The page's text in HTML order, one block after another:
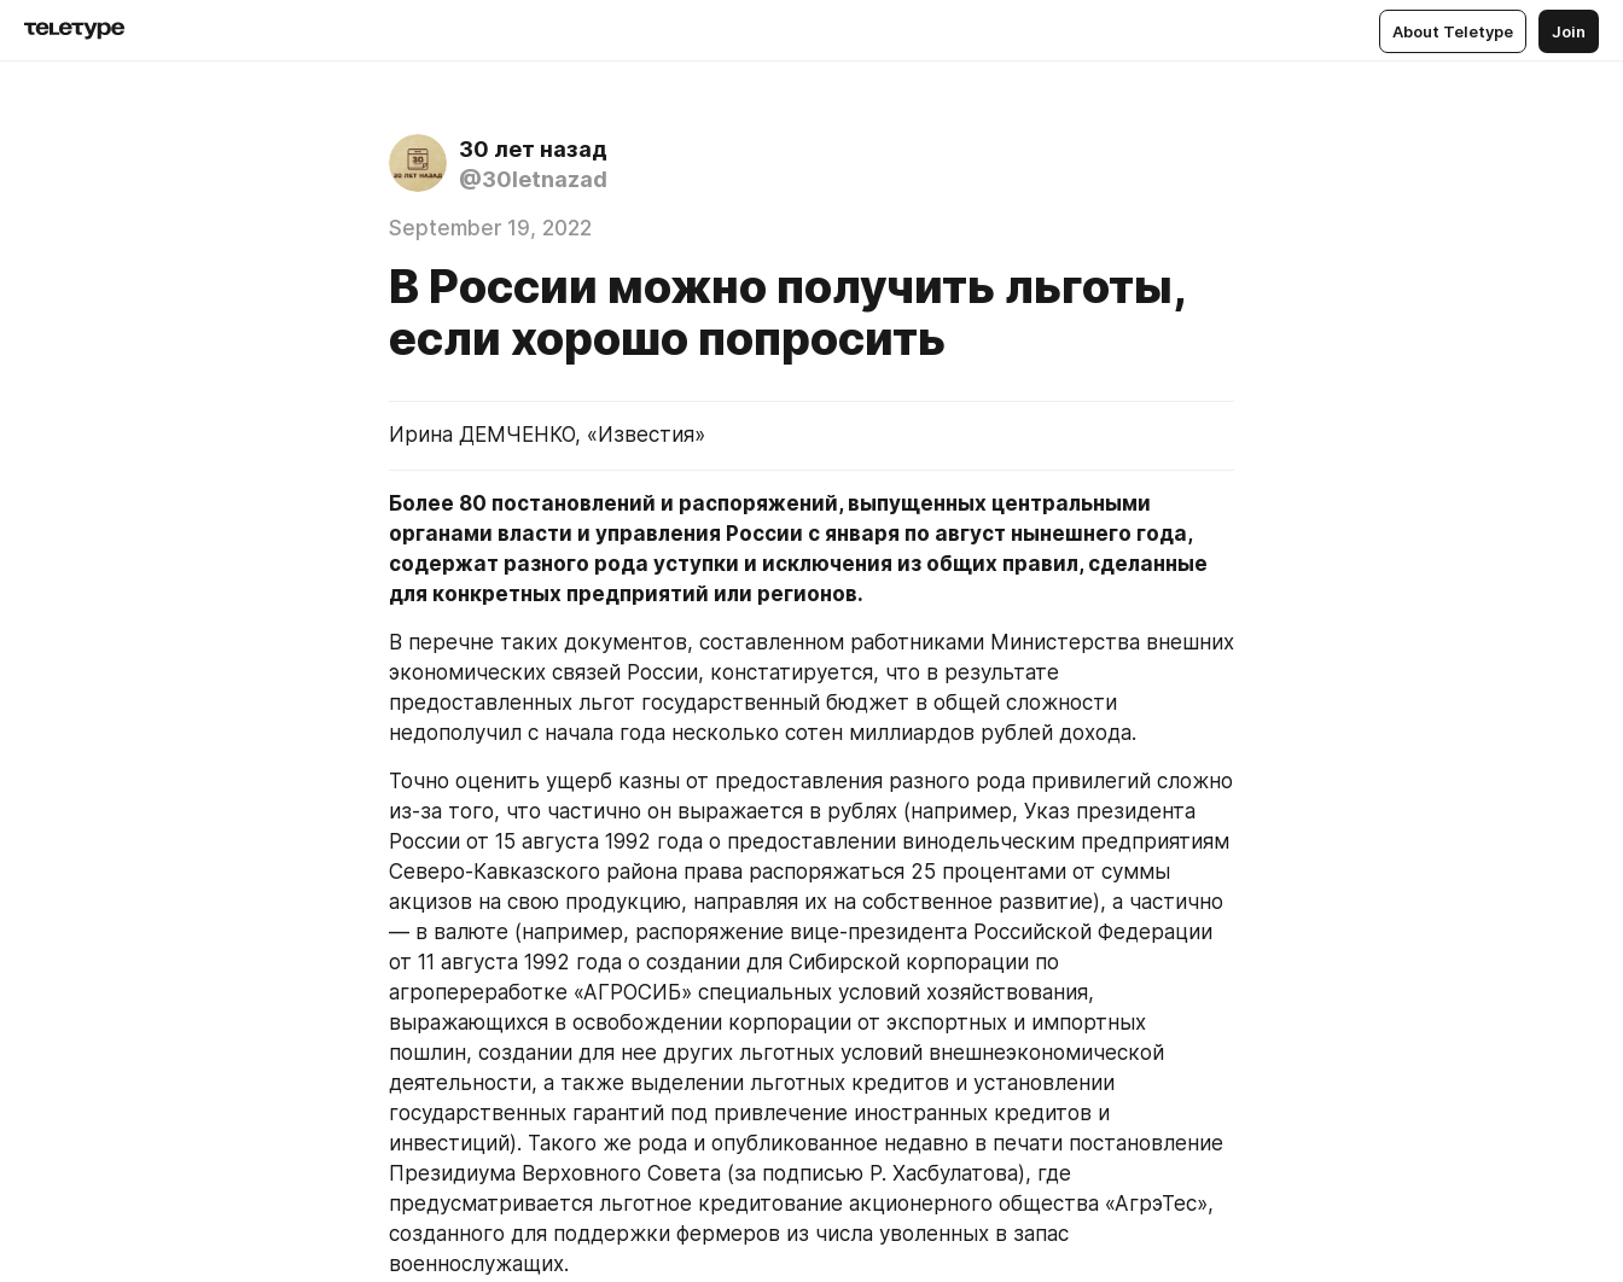
About Teletype Join
30 лет назад
@30letnazad
September 19, 2022
В России можно получить льготы,
если хорошо попросить
Ирина ДЕМЧЕНКО, «Известия»
Более 80 постановлений и распоряжений, выпущенных центральными
органами власти и управления России с января по август нынешнего года,
содержат разного рода уступки и исключения из общих правил, сделанные
для конкретных предприятий или регионов.
В перечне таких документов, составленном работниками Министерства внешних
экономических связей России, констатируется, что в результате
предоставленных льгот государственный бюджет в общей сложности
недополучил с начала года несколько сотен миллиардов рублей дохода.
Точно оценить ущерб казны от предоставления разного рода привилегий сложно
из-за того, что частично он выражается в рублях (например, Указ президента
России от 15 августа 1992 года о предоставлении винодельческим предприятиям
Северо-Кавказского района права распоряжаться 25 процентами от суммы
акцизов на свою продукцию, направляя их на собственное развитие), а частично
— в валюте (например, распоряжение вице-президента Российской Федерации
от 11 августа 1992 года о создании для Сибирской корпорации по
агропереработке «АГРОСИБ» специальных условий хозяйствования,
выражающихся в освобождении корпорации от экспортных и импортных
пошлин, создании для нее других льготных условий внешнеэкономической
деятельности, а также выделении льготных кредитов и установлении
государственных гарантий под привлечение иностранных кредитов и
инвестиций). Такого же рода и опубликованное недавно в печати постановление
Президиума Верховного Совета (за подписью Р. Хасбулатова), где
предусматривается льготное кредитование акционерного общества «АгрэТес»,
созданного для поддержки фермеров из числа уволенных в запас
военнослужащих.